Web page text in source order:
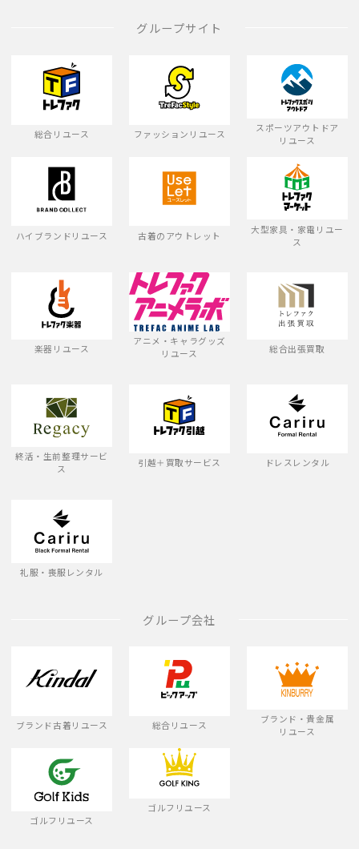
グループサイト
総合リユース ファッションリユース
スポーツアウトドア
リユース
ハイブランドリユース 古着のアウトレット
大型家具・家電リユー
ス
楽器リユース
アニメ・キャラグッズ
リユース
総合出張買取
終活・生前整理サービ
ス
引越＋買取サービス ドレスレンタル
礼服・喪服レンタル
グループ会社
ブランド古着リユース 総合リユース
ブランド・貴金属
リユース
ゴルフリユース
ゴルフリユース